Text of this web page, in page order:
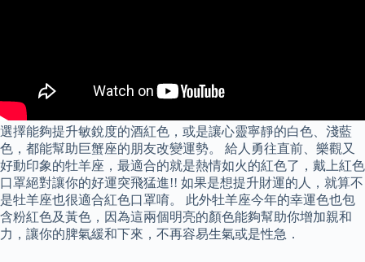
選擇能夠提升敏銳度的酒紅色，或是讓心靈寧靜的白色、淺藍
色，都能幫助巨蟹座的朋友改變運勢。 給人勇往直前、樂觀又
好動印象的牡羊座，最適合的就是熱情如火的紅色了，戴上紅色
口罩絕對讓你的好運突飛猛進!! 如果是想提升財運的人，就算不
是牡羊座也很適合紅色口罩唷。 此外牡羊座今年的幸運色也包
含粉紅色及黃色，因為這兩個明亮的顏色能夠幫助你增加親和
力，讓你的脾氣緩和下來，不再容易生氣或是性急．